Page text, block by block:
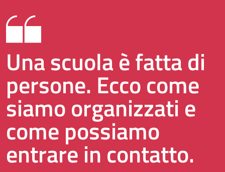
Una scuola è fatta di
persone. Ecco come
siamo organizzati e
come possiamo
entrare in contatto.